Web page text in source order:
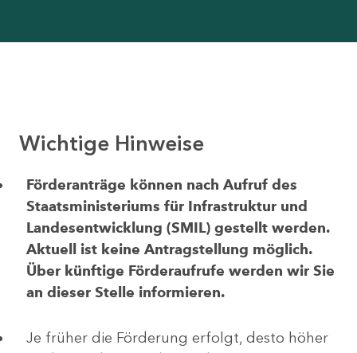
Wichtige Hinweise
Förderanträge können nach Aufruf des
Staatsministeriums für Infrastruktur und
Landesentwicklung (SMIL) gestellt werden.
Aktuell ist keine Antragstellung möglich.
Über künftige Förderaufrufe werden wir Sie
an dieser Stelle informieren.
Je früher die Förderung erfolgt, desto höher